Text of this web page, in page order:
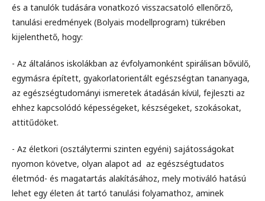
és a tanulók tudására vonatkozó visszacsatoló ellenőrző,
tanulási eredmények (Bolyais modellprogram) tükrében
kijelenthető, hogy:
- Az általános iskolákban az évfolyamonként spirálisan bővülő,
egymásra épített, gyakorlatorientált egészségtan tananyaga,
az egészségtudományi ismeretek átadásán kívül, fejleszti az
ehhez kapcsolódó képességeket, készségeket, szokásokat,
attitűdöket.
- Az életkori (osztálytermi szinten egyéni) sajátosságokat
nyomon követve, olyan alapot ad az egészségtudatos
életmód- és magatartás alakításához, mely motiváló hatású
lehet egy életen át tartó tanulási folyamathoz, aminek